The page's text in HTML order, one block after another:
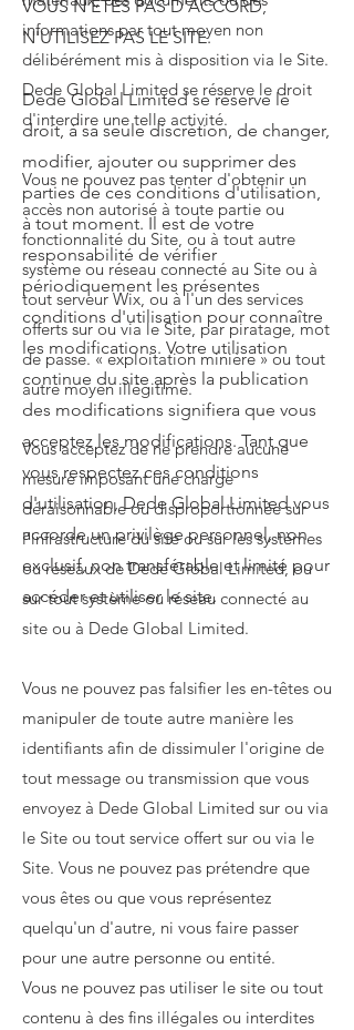
VOUS N'ÊTES PAS D'ACCORD,
N'UTILISEZ PAS LE SITE.
Dede Global Limited se réserve le
droit, à sa seule discrétion, de changer,
modifier, ajouter ou supprimer des
parties de ces conditions d'utilisation,
à tout moment. Il est de votre
responsabilité de vérifier
périodiquement les présentes
conditions d'utilisation pour connaître
les modifications. Votre utilisation
continue du site après la publication
des modifications signifiera que vous
acceptez les modifications. Tant que
vous respectez ces conditions
d'utilisation, Dede Global Limited vous
accorde un privilège personnel, non
exclusif, non transférable et limité pour
accéder et utiliser le site.
informations par tout moyen non
délibérément mis à disposition via le Site.
Dede Global Limited se réserve le droit
d'interdire une telle activité.
Vous ne pouvez pas tenter d'obtenir un
accès non autorisé à toute partie ou
fonctionnalité du Site, ou à tout autre
système ou réseau connecté au Site ou à
tout serveur Wix, ou à l'un des services
offerts sur ou via le Site, par piratage, mot
de passe. « exploitation minière » ou tout
autre moyen illégitime.
Vous acceptez de ne prendre aucune
mesure imposant une charge
déraisonnable ou disproportionnée sur
l’infrastructure du site ou sur les systèmes
ou réseaux de Dede Global Limited, ou
sur tout système ou réseau connecté au
site ou à Dede Global Limited.
Vous ne pouvez pas falsifier les en-têtes ou
manipuler de toute autre manière les
identifiants afin de dissimuler l'origine de
tout message ou transmission que vous
envoyez à Dede Global Limited sur ou via
le Site ou tout service offert sur ou via le
Site. Vous ne pouvez pas prétendre que
vous êtes ou que vous représentez
quelqu'un d'autre, ni vous faire passer
pour une autre personne ou entité.
Vous ne pouvez pas utiliser le site ou tout
contenu à des fins illégales ou interdites